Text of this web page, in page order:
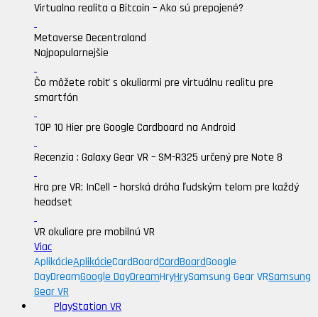
Virtualna realita a Bitcoin – Ako sú prepojené?
Metaverse Decentraland
Najpopularnejšie
Čo môžete robiť s okuliarmi pre virtuálnu realitu pre
smartfón
TOP 10 Hier pre Google Cardboard na Android
Recenzia : Galaxy Gear VR – SM-R325 určený pre Note 8
Hra pre VR: InCell – horská dráha ľudským telom pre každý
headset
VR okuliare pre mobilnú VR
Viac
AplikácieAplikácieCardBoardCardBoardGoogle
DayDreamGoogle DayDreamHryHrySamsung Gear VRSamsung
Gear VR
PlayStation VR